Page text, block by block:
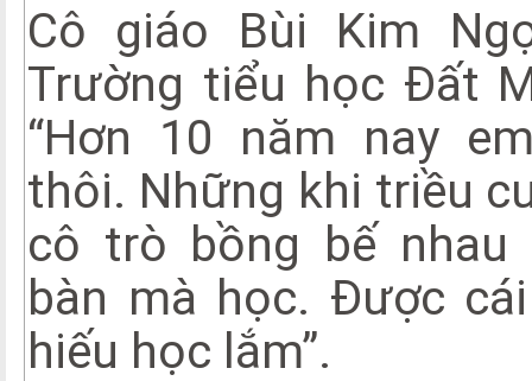
Cô giáo Bùi Kim
Trường tiểu học Đất
“Hơn 10 năm nay
thôi. Những khi triều
cô trò bồng bế
bàn mà học. Được
hiếu học lắm”.